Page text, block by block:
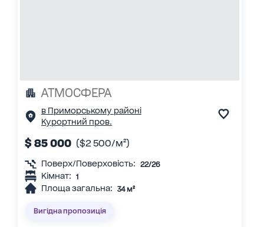
АТМОСФЕРА
в Приморському районі
Курортний пров.
$ 85 000 ($2 500/м²)
Поверх/Поверховість: 22/26
Кімнат: 1
Площа загальна: 34 м²
Вигідна пропозиція